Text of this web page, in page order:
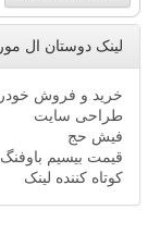
لینک دوستان ال مور
خرید و فروش
طراحی سایت
فیش حج
قیمت بیسیم باوفنگ
کوتاه کننده لینک